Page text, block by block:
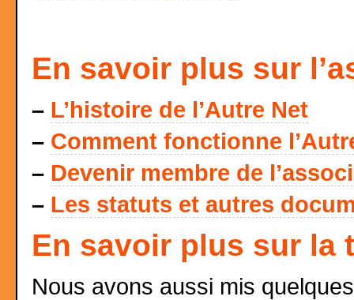
En savoir plus sur
– L’histoire de l’Autre Net
– Comment fonctionne
– Devenir membre de
– Les statuts et autres
En savoir plus sur la
Nous avons aussi mis